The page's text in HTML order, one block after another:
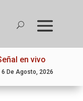
en vivo
De Agosto, 2026